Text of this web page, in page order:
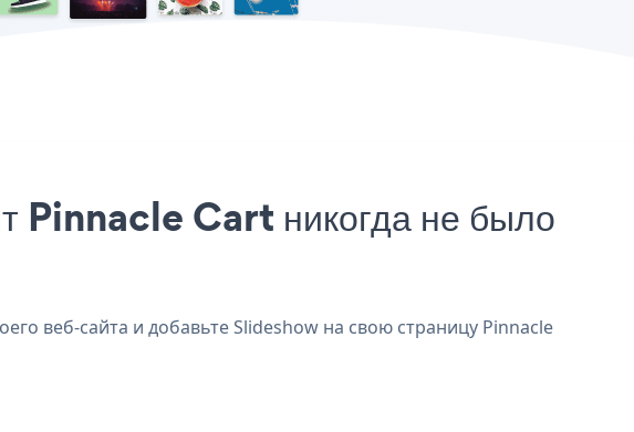
Pinnacle Cart никогда не было
веб-сайта и добавьте Slideshow на свою страницу Pinnacle